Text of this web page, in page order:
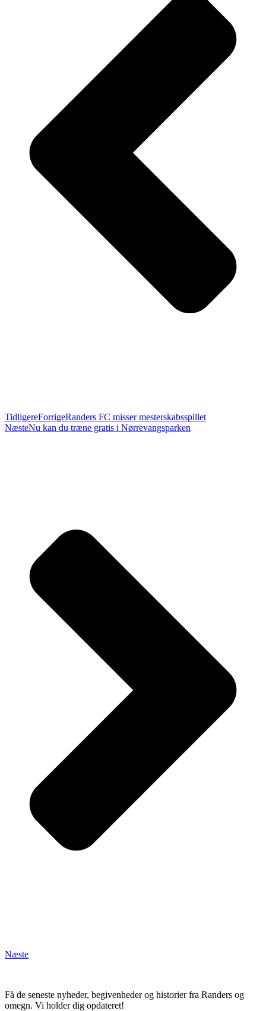
TidligereForrigeRanders FC misser mesterskabsspillet
NæsteNu kan du træne gratis i Nørrevangsparken
Næste
Få de seneste nyheder, begivenheder og historier fra Randers og
omegn. Vi holder dig opdateret!